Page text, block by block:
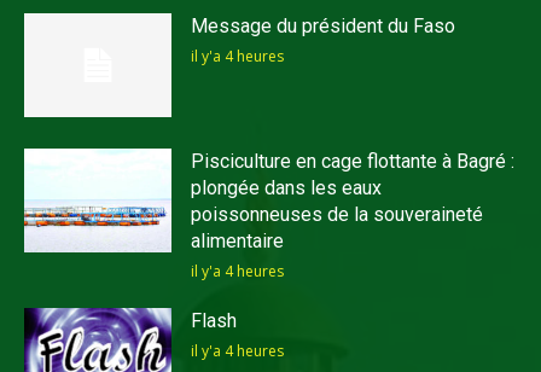
Message du président du Faso
il y'a 4 heures
Pisciculture en cage flottante à Bagré :
plongée dans les eaux
poissonneuses de la souveraineté
alimentaire
il y'a 4 heures
Flash
il y'a 4 heures